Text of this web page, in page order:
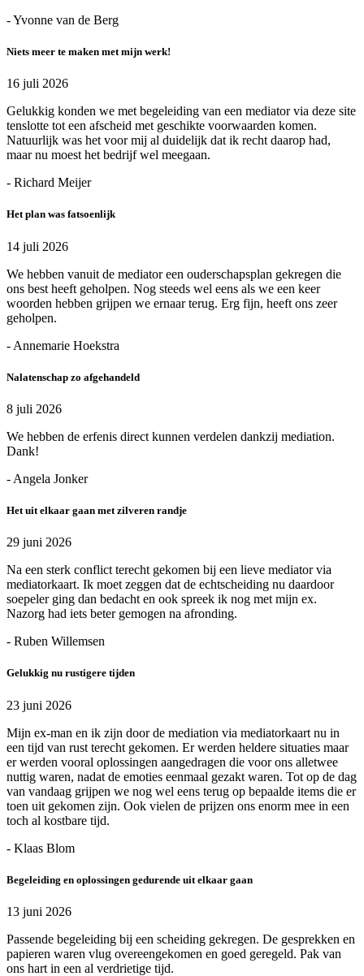
- Yvonne van de Berg
Niets meer te maken met mijn werk!
16 juli 2026
Gelukkig konden we met begeleiding van een mediator via deze site
tenslotte tot een afscheid met geschikte voorwaarden komen.
Natuurlijk was het voor mij al duidelijk dat ik recht daarop had,
maar nu moest het bedrijf wel meegaan.
- Richard Meijer
Het plan was fatsoenlijk
14 juli 2026
We hebben vanuit de mediator een ouderschapsplan gekregen die
ons best heeft geholpen. Nog steeds wel eens als we een keer
woorden hebben grijpen we ernaar terug. Erg fijn, heeft ons zeer
geholpen.
- Annemarie Hoekstra
Nalatenschap zo afgehandeld
8 juli 2026
We hebben de erfenis direct kunnen verdelen dankzij mediation.
Dank!
- Angela Jonker
Het uit elkaar gaan met zilveren randje
29 juni 2026
Na een sterk conflict terecht gekomen bij een lieve mediator via
mediatorkaart. Ik moet zeggen dat de echtscheiding nu daardoor
soepeler ging dan bedacht en ook spreek ik nog met mijn ex.
Nazorg had iets beter gemogen na afronding.
- Ruben Willemsen
Gelukkig nu rustigere tijden
23 juni 2026
Mijn ex-man en ik zijn door de mediation via mediatorkaart nu in
een tijd van rust terecht gekomen. Er werden heldere situaties maar
er werden vooral oplossingen aangedragen die voor ons alletwee
nuttig waren, nadat de emoties eenmaal gezakt waren. Tot op de dag
van vandaag grijpen we nog wel eens terug op bepaalde items die er
toen uit gekomen zijn. Ook vielen de prijzen ons enorm mee in een
toch al kostbare tijd.
- Klaas Blom
Begeleiding en oplossingen gedurende uit elkaar gaan
13 juni 2026
Passende begeleiding bij een scheiding gekregen. De gesprekken en
papieren waren vlug overeengekomen en goed geregeld. Pak van
ons hart in een al verdrietige tijd.